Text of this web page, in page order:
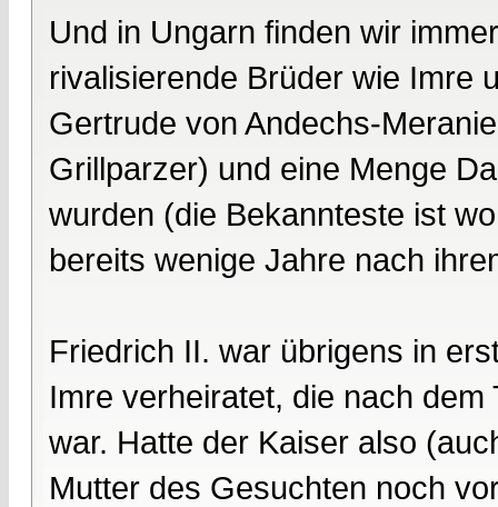
Und in Ungarn finden wir
rivalisierende Brüder wie Imre
Gertrude von Andechs-
Grillparzer) und eine Menge
wurden (die Bekannteste ist
bereits wenige Jahre nach
Friedrich II. war übrigens in
Imre verheiratet, die nach
war. Hatte der Kaiser also
Mutter des Gesuchten noch